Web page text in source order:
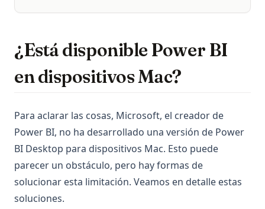
¿Está disponible Power BI
en dispositivos Mac?
Para aclarar las cosas, Microsoft, el creador de
Power BI, no ha desarrollado una versión de Power
BI Desktop para dispositivos Mac. Esto puede
parecer un obstáculo, pero hay formas de
solucionar esta limitación. Veamos en detalle estas
soluciones.